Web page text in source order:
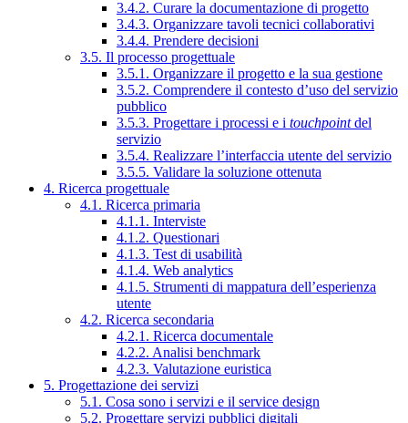
3.4.2. Curare la documentazione di progetto
3.4.3. Organizzare tavoli tecnici collaborativi
3.4.4. Prendere decisioni
3.5. Il processo progettuale
3.5.1. Organizzare il progetto e la sua gestione
3.5.2. Comprendere il contesto d’uso del servizio
pubblico
3.5.3. Progettare i processi e i touchpointdel
servizio
3.5.4. Realizzare l’interfaccia utente del servizio
3.5.5. Validare la soluzione ottenuta
4. Ricerca progettuale
4.1. Ricerca primaria
4.1.1. Interviste
4.1.2. Questionari
4.1.3. Test di usabilità
4.1.4. Web analytics
4.1.5. Strumenti di mappatura dell’esperienza
utente
4.2. Ricerca secondaria
4.2.1. Ricerca documentale
4.2.2. Analisi benchmark
4.2.3. Valutazione euristica
5. Progettazione dei servizi
5.1. Cosa sono i servizi e il service design
5.2. Progettare servizi pubblici digitali